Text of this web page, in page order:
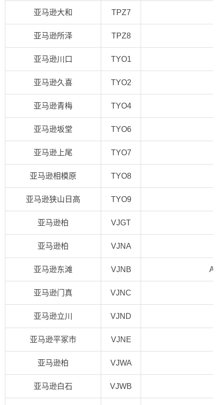
亚马逊大和 TPZ7
亚马逊所泽 TPZ8
亚马逊川口 TYO1
亚马逊久喜 TYO2
亚马逊青梅 TYO4
亚马逊坂堂 TYO6
亚马逊上尾 TYO7
亚马逊相模原 TYO8
亚马逊狭山日高 TYO9
亚马逊柏 VJGT
亚马逊柏 VJNA
亚马逊东滩 VJNB
亚马逊门真 VJNC
亚马逊立川 VJND
亚马逊平冢市 VJNE
亚马逊柏 VJWA
亚马逊白石 VJWB